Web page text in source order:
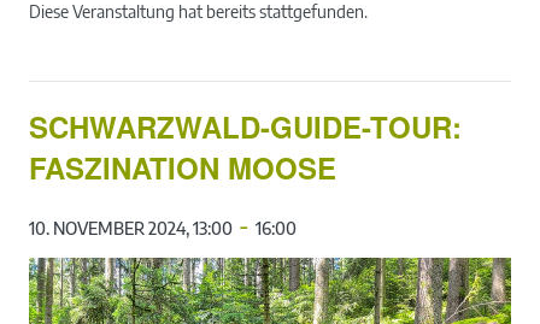
Diese Veranstaltung hat bereits stattgefunden.
SCHWARZWALD-GUIDE-TOUR:
FASZINATION MOOSE
10. NOVEMBER 2024, 13:00 - 16:00